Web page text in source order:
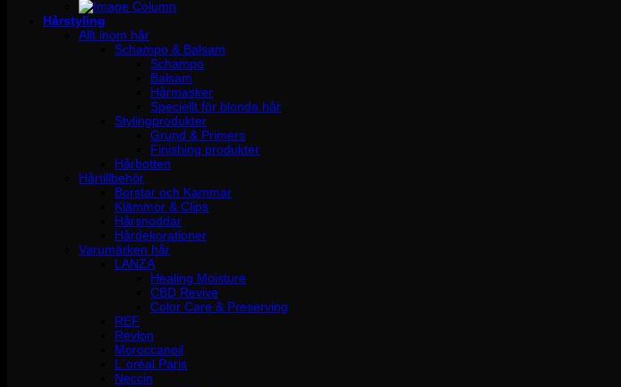
Hårstyling
Allt inom hår
Schampo & Balsam
Schampo
Balsam
Hårmasker
Speciellt för blonda hår
Stylingprodukter
Grund & Primers
Finishing produkter
Hårbotten
Hårtillbehör
Borstar och Kammar
Klämmor & Clips
Hårsnoddar
Hårdekorationer
Varumärken hår
LANZA
Healing Moisture
CBD Revive
Color Care & Preserving
REF
Revlon
Moroccanoil
L´oréal Paris
Neccin